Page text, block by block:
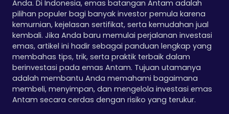
Anda. Di Indonesia, emas batangan Antam adalah
pilihan populer bagi banyak investor pemula karena
kemurnian, kejelasan sertifikat, serta kemudahan jual
kembali. Jika Anda baru memulai perjalanan investasi
emas, artikel ini hadir sebagai panduan lengkap yang
membahas tips, trik, serta praktik terbaik dalam
berinvestasi pada emas Antam. Tujuan utamanya
adalah membantu Anda memahami bagaimana
membeli, menyimpan, dan mengelola investasi emas
Antam secara cerdas dengan risiko yang terukur.